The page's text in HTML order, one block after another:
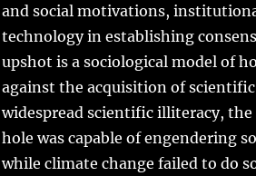
and social motivations,
technology in establishing
upshot is a sociological model of
against the acquisition of
widespread scientific illiteracy,
hole was capable of engendering
while climate change failed to do